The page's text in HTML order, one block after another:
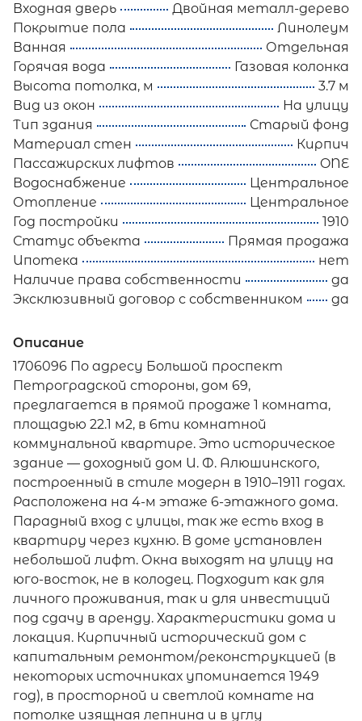
Входная дверь
Двойная металл-дерево
Покрытие пола
Линолеум
Ванная
Отдельная
Горячая вода
Газовая колонка
Высота потолка, м
3.7 м
Вид из окон
На улицу
Тип здания
Старый фонд
Материал стен
Кирпич
Пассажирских лифтов
ONE
Водоснабжение
Центральное
Отопление
Центральное
Год постройки
1910
Статус объекта
Прямая продажа
Ипотека
нет
Наличие права собственности
да
Эксклюзивный договор с собственником
да
Описание
1706096 По адресу Большой проспект
Петроградской стороны, дом 69,
предлагается в прямой продаже 1 комната,
площадью 22.1 м2, в 6ти комнатной
коммунальной квартире. Это историческое
здание — доходный дом И. Ф. Алюшинского,
построенный в стиле модерн в 1910–1911 годах.
Расположена на 4-м этаже 6-этажного дома.
Парадный вход с улицы, так же есть вход в
квартиру через кухню. В доме установлен
небольшой лифт. Окна выходят на улицу на
юго-восток, не в колодец. Подходит как для
личного проживания, так и для инвестиций
под сдачу в аренду. Характеристики дома и
локация. Кирпичный исторический дом с
капитальным ремонтом/реконструкцией (в
некоторых источниках упоминается 1949
год), в просторной и светлой комнате на
потолке изящная лепнина и в углу